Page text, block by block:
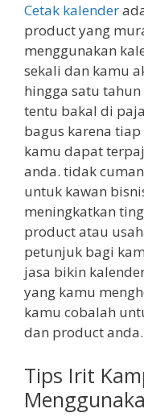
Cetak kalender
product yang
menggunakan
sekali dan kamu
hingga satu tahun
tentu bakal di
bagus karena
kamu dapat
anda. tidak
untuk kawan
meningkatkan
product atau
petunjuk bagi
jasa bikin
yang kamu
kamu cobalah
dan product anda.
Tips Irit